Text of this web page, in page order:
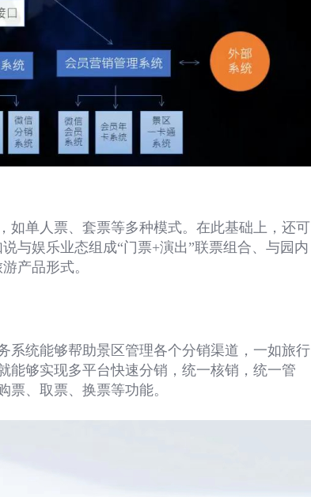
如单人票、套票等多种模式。在此基础上，还可
与娱乐业态组成“门票+演出”联票组合、与园内
产品形式。
系统能够帮助景区管理各个分销渠道，一如旅行
能够实现多平台快速分销，统一核销，统一管
、取票、换票等功能。